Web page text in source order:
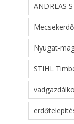
ANDREAS
Nyugat-
STIHL